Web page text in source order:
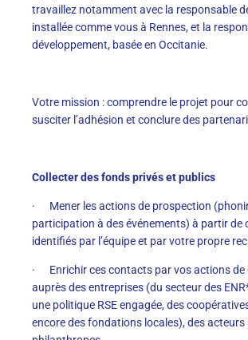
travaillez notamment avec la responsable
installée comme vous à Rennes, et la
développement, basée en Occitanie.
Votre mission : comprendre le projet pour
susciter l’adhésion et conclure des
Collecter des fonds privés et publics
· Mener les actions de prospection
participation à des événements) à partir de
identifiés par l’équipe et par votre propre
· Enrichir ces contacts par vos actions de
auprès des entreprises (du secteur des
une politique RSE engagée, des
encore des fondations locales), des acteurs